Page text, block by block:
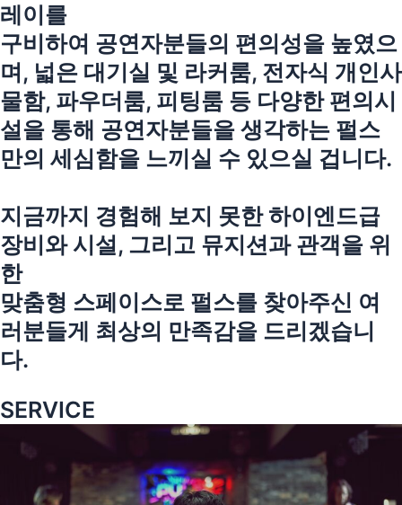
레이를
구비하여 공연자분들의 편의성을 높였으
며, 넓은 대기실 및 라커룸, 전자식 개인사
물함, 파우더룸, 피팅룸 등 다양한 편의시
설을 통해 공연자분들을 생각하는 펄스
만의 세심함을 느끼실 수 있으실 겁니다.
지금까지 경험해 보지 못한 하이엔드급
장비와 시설, 그리고 뮤지션과 관객을 위
한
맞춤형 스페이스로 펄스를 찾아주신 여
러분들게 최상의 만족감을 드리겠습니
다.
SERVICE